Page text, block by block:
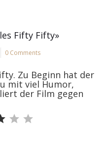
Fifty Fifty»
0 Comments
Zu Beginn hat der
mit viel Humor,
der Film gegen